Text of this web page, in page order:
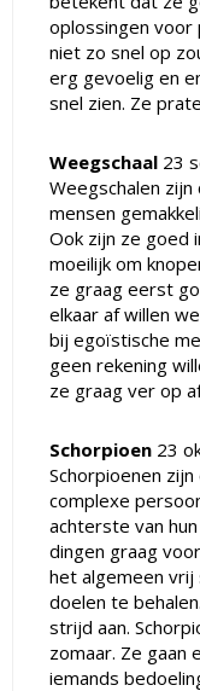
oplossingen voor
niet zo snel op
erg gevoelig en
snel zien. Ze
Weegschaal 23
Weegschalen zijn
mensen
Ook zijn ze goed
moeilijk om
ze graag eerst
elkaar af willen
bij egoïstische
geen rekening
ze graag ver op
Schorpioen 23
Schorpioenen
complexe
achterste van
dingen graag
het algemeen vrij
doelen te
strijd aan.
zomaar. Ze gaan
iemands